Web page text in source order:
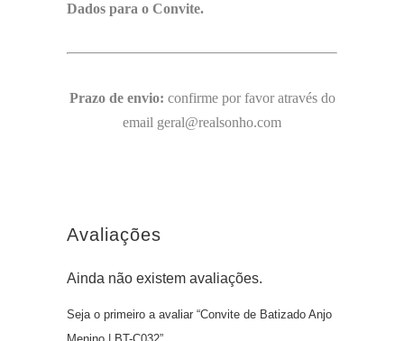
Dados para o Convite.
Prazo de envio: confirme por favor através do
email geral@realsonho.com
Avaliações
Ainda não existem avaliações.
Seja o primeiro a avaliar “Convite de Batizado Anjo